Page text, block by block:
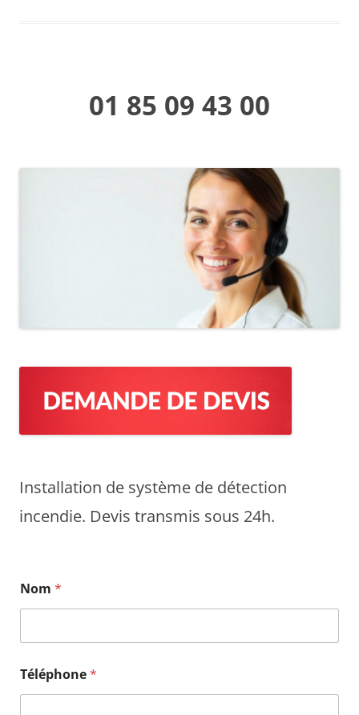
01 85 09 43 00
Installation de système de détection
incendie. Devis transmis sous 24h.
Nom *
Téléphone*